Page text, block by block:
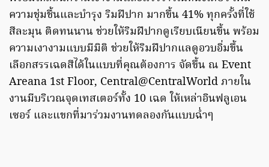
ความชุ่มชื้นและบำรุง ริมฝีปาก มากขึ้น 41% ทุกครั้งที่ใช้
สีละมุน ติดทนนาน ช่วยให้ริมฝีปากดูเรียบเนียนขึ้น พร้อม
ความเงางามแบบมีมิติ ช่วยให้ริมฝีปากแลดูอวบอิ่มขึ้น
เลือกสรรเฉดสีได้ในแบบที่คุณต้องการ จัดขึ้น ณ Event
Areana 1st Floor, Central@CentralWorld ภายใน
งานมีบริเวณจุดเทสเตอร์ทั้ง 10 เฉด ให้เหล่าอินฟลูเอน
เซอร์ และแขกที่มาร่วมงานทดลองกันแบบฉ่ำๆ